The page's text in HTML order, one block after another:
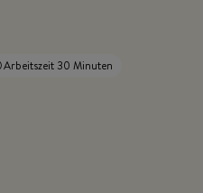
Arbeitszeit 30 Minuten